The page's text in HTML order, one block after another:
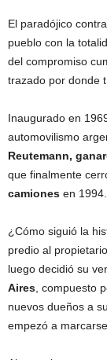
El paradójico
pueblo con la
del compromiso
trazado por donde
Inaugurado en
automovilismo
Reutemann,
que finalmente
camiones en 1994.
¿Cómo siguió la
predio al
luego decidió su
Aires , compuesto
nuevos dueños a
empezó a